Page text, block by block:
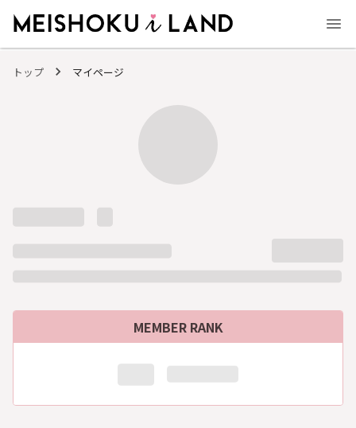
トップ マイページ
MEMBER RANK